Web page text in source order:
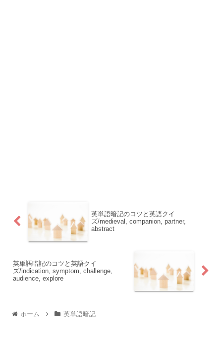
英単語暗記のコツと英語クイ
ズ/medieval, companion, partner,
abstract
英単語暗記のコツと英語クイ
ズ/indication, symptom, challenge,
audience, explore
ホーム 英単語暗記